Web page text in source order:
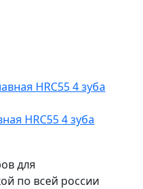
HRC55 4 зуба
для
по всей россии